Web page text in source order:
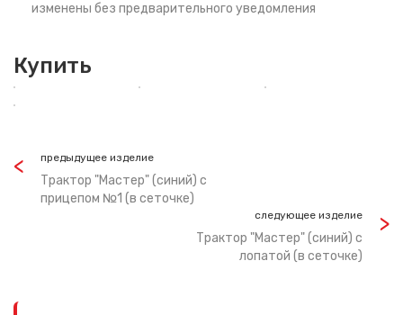
изменены без предварительного уведомления
Купить
предыдущее изделие
Трактор "Мастер" (синий) с
прицепом №1 (в сеточке)
следующее изделие
Трактор "Мастер" (синий) с
лопатой (в сеточке)